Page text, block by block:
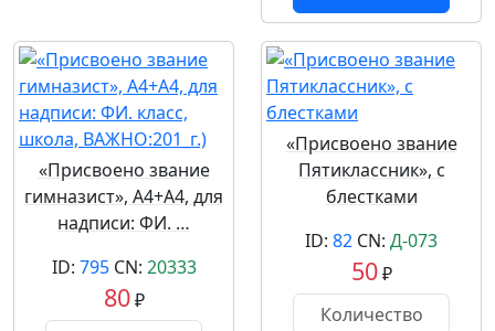
«Присвоено звание
гимназист», A4+A4, для
надписи: ФИ. …
ID: 795CN: 20333
80₽
«Присвоено звание
Пятиклассник», с
блестками
ID: 82 CN: Д-073
50₽